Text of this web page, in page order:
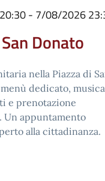
- 7/08/2026
Donato
nella Piazza di
dedicato,
e prenotazione
Un appuntamento
alla cittadinanza.